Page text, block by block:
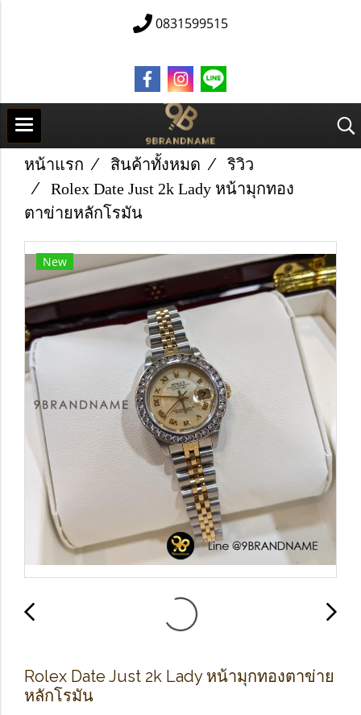
0831599515
หน้าแรก สินค้าทั้งหมด
ริวิว
Rolex Date Just 2k Lady หน้ามุกทอง
ตาข่ายหลักโรมัน
New
Rolex Date Just 2k Lady หน้ามุกทองตาข่าย
หลักโรมัน